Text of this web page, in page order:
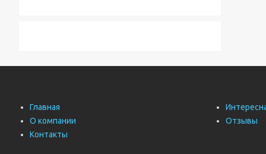
Главная
О компании
Контакты
Отзывы